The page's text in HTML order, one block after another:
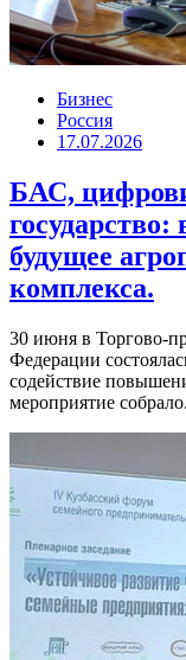
Бизнес
Россия
17.07.2026
БАС,
будущее
комплекса.
30 июня в Торгово-
Федерации
содействие
мероприятие